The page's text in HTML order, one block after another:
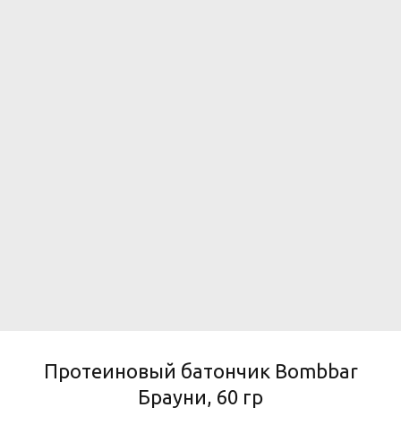
Протеиновый батончик Bombbar
Брауни, 60 гр